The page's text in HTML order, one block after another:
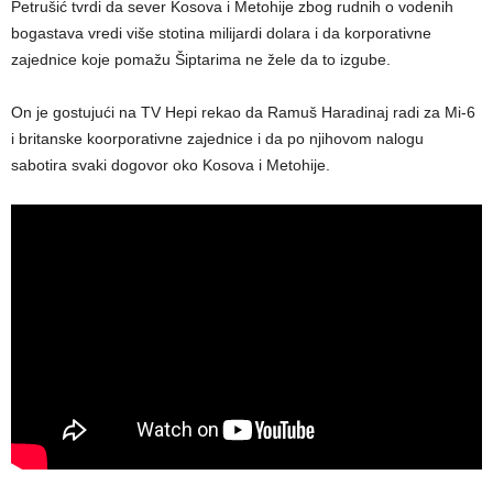
Petrušić tvrdi da sever Kosova i Metohije zbog rudnih o vodenih
bogastava vredi više stotina milijardi dolara i da korporativne
zajednice koje pomažu Šiptarima ne žele da to izgube.
On je gostujući na TV Hepi rekao da Ramuš Haradinaj radi za Mi-6
i britanske koorporativne zajednice i da po njihovom nalogu
sabotira svaki dogovor oko Kosova i Metohije.